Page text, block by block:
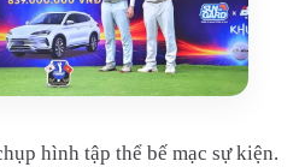
hình tập thể bế mạc sự kiện.